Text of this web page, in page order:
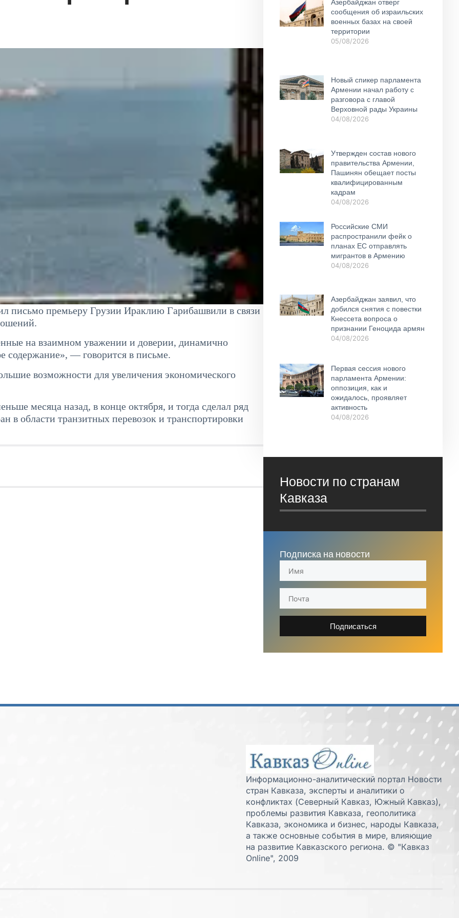
письмо премьеру Грузии Ираклию Гарибашвили в связи
на взаимном уважении и доверии, динамично
содержание», — говорится в письме.
возможности для увеличения экономического
месяца назад, в конце октября, и тогда сделал ряд
в области транзитных перевозок и транспортировки
Азербайджан отверг
сообщения об израильских
военных базах на своей
территории
05/08/2026
Новый спикер парламента
Армении начал работу с
разговора с главой
Верховной рады Украины
04/08/2026
Утвержден состав нового
правительства Армении,
Пашинян обещает посты
квалифицированным
кадрам
04/08/2026
Российские СМИ
распространили фейк о
планах ЕС отправлять
мигрантов в Армению
04/08/2026
Азербайджан заявил, что
добился снятия с повестки
Кнессета вопроса о
признании Геноцида армян
04/08/2026
Первая сессия нового
парламента Армении:
оппозиция, как и
ожидалось, проявляет
активность
04/08/2026
Новости по странам
Кавказа
Подписка на новости
Подписаться
Информационно-аналитический портал Новости
стран Кавказа, эксперты и аналитики о
конфликтах (Северный Кавказ, Южный Кавказ),
проблемы развития Кавказа, геополитика
Кавказа, экономика и бизнес, народы Кавказа,
а также основные события в мире, влияющие
на развитие Кавказского региона. © "Кавказ
Online", 2009